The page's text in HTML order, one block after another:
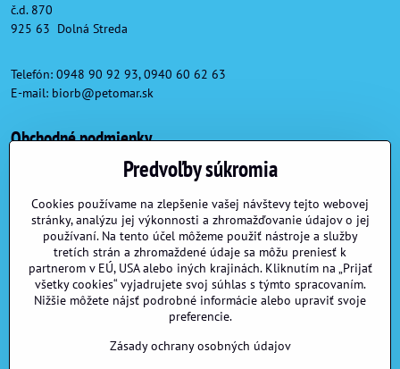
č.d. 870
925 63 Dolná Streda
Telefón: 0948 90 92 93, 0940 60 62 63
E-mail: biorb@petomar.sk
Obchodné podmienky
Obchodné podmienky
Reklamačné podmienky
Formulár na odstúpenie od zmluvy
Užitočné linky
Predvoľby súkromia
Cookies používame na zlepšenie vašej návštevy tejto webovej
stránky, analýzu jej výkonnosti a zhromažďovanie údajov o jej
používaní. Na tento účel môžeme použiť nástroje a služby
tretích strán a zhromaždené údaje sa môžu preniesť k
partnerom v EÚ, USA alebo iných krajinách. Kliknutím na „Prijať
všetky cookies“ vyjadrujete svoj súhlas s týmto spracovaním.
Nižšie môžete nájsť podrobné informácie alebo upraviť svoje
preferencie.
Zásady ochrany osobných údajov